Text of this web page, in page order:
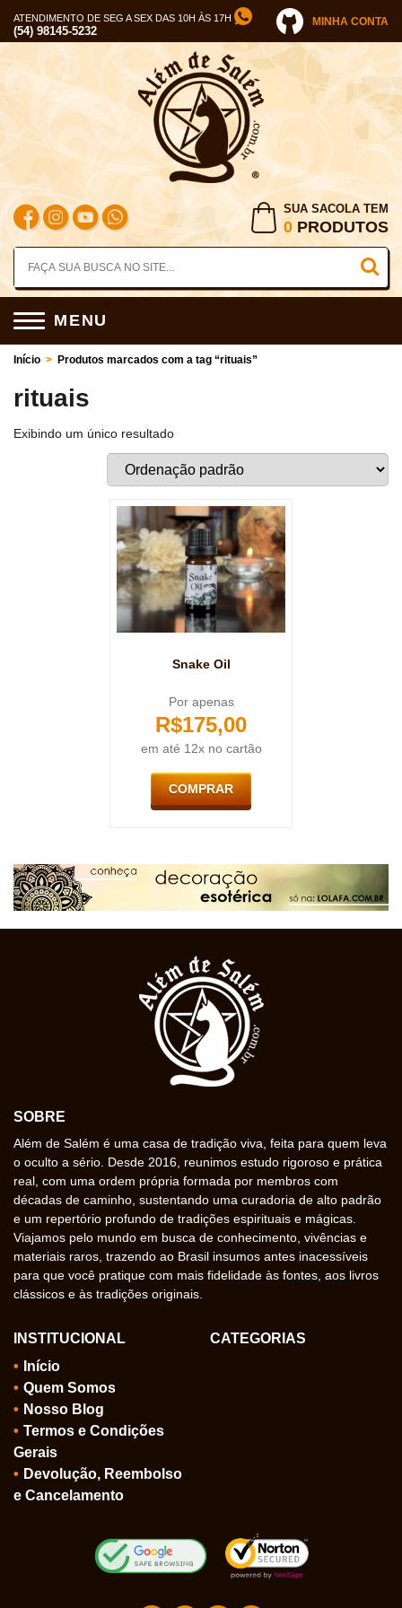
ATENDIMENTO DE SEG A SEX DAS 10H ÀS 17H
(54) 98145-5232
MINHA CONTA
SUA SACOLA TEM
0 PRODUTOS
MENU
Início > Produtos marcados com a tag “rituais”
rituais
Exibindo um único resultado
Snake Oil
Por apenas
R$175,00
em até 12x no cartão
COMPRAR
SOBRE
Além de Salém é uma casa de tradição viva, feita para quem leva
o oculto a sério. Desde 2016, reunimos estudo rigoroso e prática
real, com uma ordem própria formada por membros com
décadas de caminho, sustentando uma curadoria de alto padrão
e um repertório profundo de tradições espirituais e mágicas.
Viajamos pelo mundo em busca de conhecimento, vivências e
materiais raros, trazendo ao Brasil insumos antes inacessíveis
para que você pratique com mais fidelidade às fontes, aos livros
clássicos e às tradições originais.
INSTITUCIONAL
Início
Quem Somos
Nosso Blog
Termos e Condições
Gerais
Devolução, Reembolso
e Cancelamento
CATEGORIAS